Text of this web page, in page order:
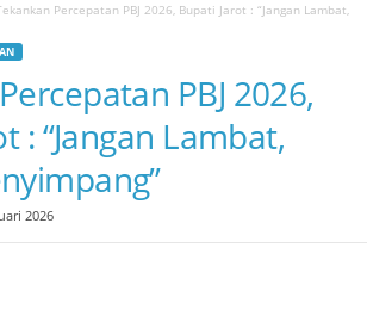
Percepatan PBJ 2026, Bupati Jarot : “Jangan Lambat,
PBJ 2026,
: “Jangan Lambat,
2026